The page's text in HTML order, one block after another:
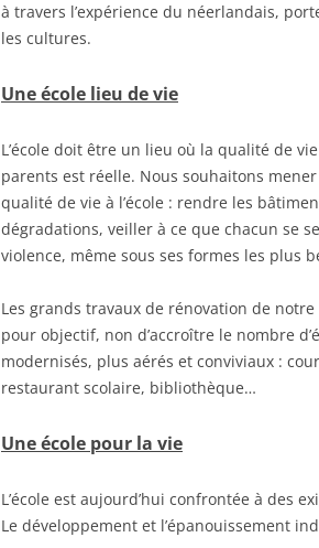
à travers l’expérience du néerlandais,
les cultures.
Une école lieu de vie
L’école doit être un lieu où la qualité de
parents est réelle. Nous souhaitons
qualité de vie à l’école : rendre les
dégradations, veiller à ce que chacun se
violence, même sous ses formes les plus
Les grands travaux de rénovation de
pour objectif, non d’accroître le nombre
modernisés, plus aérés et conviviaux :
restaurant scolaire, bibliothèque…
Une école pour la vie
L’école est aujourd’hui confrontée à des
Le développement et l’épanouissement